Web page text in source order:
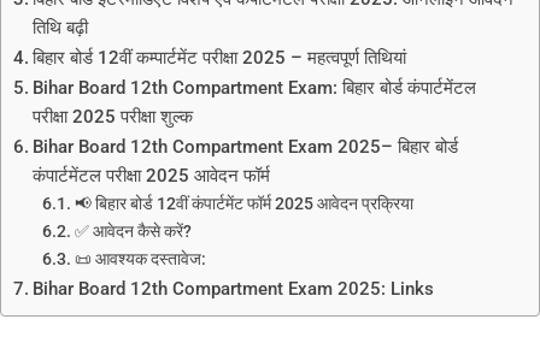
तिथि बढ़ी
बिहार बोर्ड 12वीं कम्पार्टमेंट परीक्षा 2025 – महत्वपूर्ण तिथियां
Bihar Board 12th Compartment Exam: बिहार बोर्ड कंपार्टमेंटल
परीक्षा 2025 परीक्षा शुल्क
Bihar Board 12th Compartment Exam 2025– बिहार बोर्ड
कंपार्टमेंटल परीक्षा 2025 आवेदन फॉर्म
📢 बिहार बोर्ड 12वीं कंपार्टमेंट फॉर्म 2025 आवेदन प्रक्रिया
✅ आवेदन कैसे करें?
📜 आवश्यक दस्तावेज:
Bihar Board 12th Compartment Exam 2025: Links